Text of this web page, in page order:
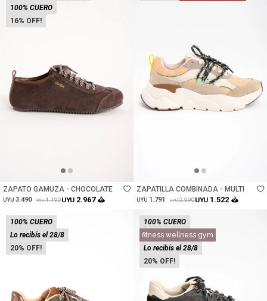
16
100% CUERO
ZAPATO GAMUZA - CHOCOLATE
UYU 3.490 UYU 4.190UYU 2.967
ZAPATILLA COMBINADA - MULTI
UYU 1.791 UYU 2.990UYU 1.522
20
100% CUERO
Lo recibís el 28/8
20
100% CUERO
fitness wellness gym
Lo recibís el 28/8